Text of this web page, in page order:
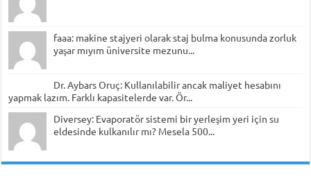
faaa: makine stajyeri olarak staj bulma konusunda zorluk
yaşar mıyım üniversite mezunu...
Dr. Aybars Oruç: Kullanılabilir ancak maliyet hesabını
yapmak lazım. Farklı kapasitelerde var. Ör...
Diversey: Evaporatör sistemi bir yerleşim yeri için su
eldesinde kulkanılır mı? Mesela 500...